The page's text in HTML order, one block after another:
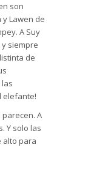
son
Lawen de
A Suy
siempre
de
elefante!
A
Y solo las
alto para